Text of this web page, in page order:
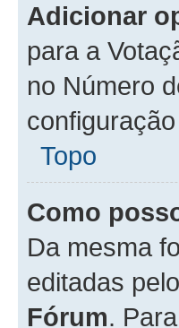
Adicionar
para a
no Número
Topo
Como
Da mesma
editadas
Fórum.